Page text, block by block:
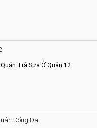
Trà Sữa Ở Quận 12
Đống Đa